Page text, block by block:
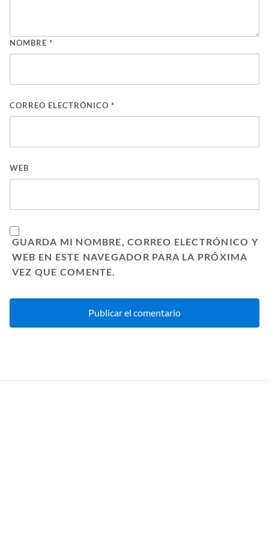
NOMBRE *
CORREO ELECTRÓNICO *
WEB
GUARDA MI NOMBRE, CORREO ELECTRÓNICO Y
WEB EN ESTE NAVEGADOR PARA LA PRÓXIMA
VEZ QUE COMENTE.